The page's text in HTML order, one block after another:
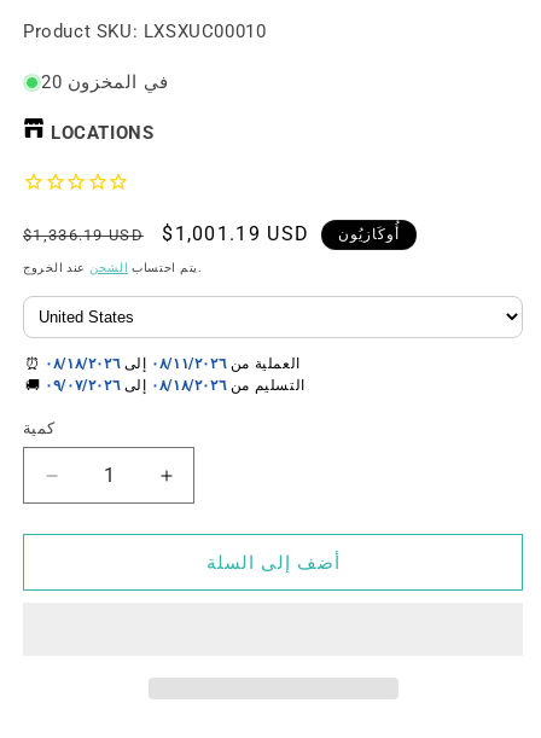
رقم
Product SKU: LXSXUC00010
20 في المخزون
LOCATIONS
السعر
العادي
$1,336.19 USD
سعر
البيع
$1,001.19 USD أُوكَازيُون
يتم احتساب الشحن
⏰ العملية من٠٨/١١/٢٠٢٦ إلى٠٨/١٨/٢٠٢٦
🚚 التسليم من٠٨/١٨/٢٠٢٦ إلى٠٩/٠٧/٢٠٢٦
كمية
لـ
تجانس
زيادة
لـ
تجانس
الصوتية
محمول
أضف إلى السلة